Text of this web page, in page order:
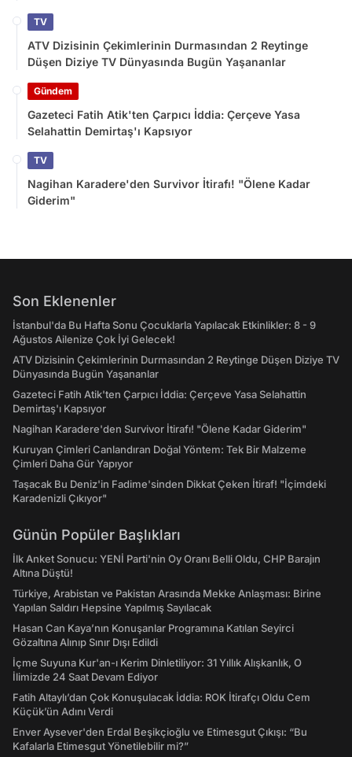
TV
ATV Dizisinin Çekimlerinin Durmasından 2 Reytinge
Düşen Diziye TV Dünyasında Bugün Yaşananlar
Gündem
Gazeteci Fatih Atik'ten Çarpıcı İddia: Çerçeve Yasa
Selahattin Demirtaş'ı Kapsıyor
TV
Nagihan Karadere'den Survivor İtirafı! "Ölene Kadar
Giderim"
Son Eklenenler
İstanbul'da Bu Hafta Sonu Çocuklarla Yapılacak Etkinlikler: 8 - 9
Ağustos Ailenize Çok İyi Gelecek!
ATV Dizisinin Çekimlerinin Durmasından 2 Reytinge Düşen Diziye TV
Dünyasında Bugün Yaşananlar
Gazeteci Fatih Atik'ten Çarpıcı İddia: Çerçeve Yasa Selahattin
Demirtaş'ı Kapsıyor
Nagihan Karadere'den Survivor İtirafı! "Ölene Kadar Giderim"
Kuruyan Çimleri Canlandıran Doğal Yöntem: Tek Bir Malzeme
Çimleri Daha Gür Yapıyor
Taşacak Bu Deniz'in Fadime'sinden Dikkat Çeken İtiraf! "İçimdeki
Karadenizli Çıkıyor"
Günün Popüler Başlıkları
İlk Anket Sonucu: YENİ Parti'nin Oy Oranı Belli Oldu, CHP Barajın
Altına Düştü!
Türkiye, Arabistan ve Pakistan Arasında Mekke Anlaşması: Birine
Yapılan Saldırı Hepsine Yapılmış Sayılacak
Hasan Can Kaya’nın Konuşanlar Programına Katılan Seyirci
Gözaltına Alınıp Sınır Dışı Edildi
İçme Suyuna Kur'an-ı Kerim Dinletiliyor: 31 Yıllık Alışkanlık, O
İlimizde 24 Saat Devam Ediyor
Fatih Altaylı’dan Çok Konuşulacak İddia: ROK İtirafçı Oldu Cem
Küçük’ün Adını Verdi
Enver Aysever'den Erdal Beşikçioğlu ve Etimesgut Çıkışı: “Bu
Kafalarla Etimesgut Yönetilebilir mi?”